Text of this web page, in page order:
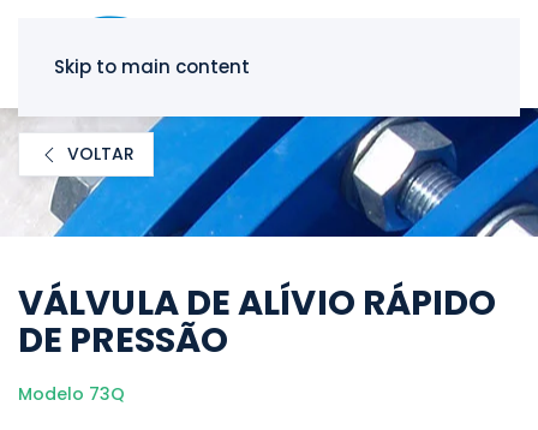
Skip to main content
VOLTAR
VÁLVULA DE ALÍVIO RÁPIDO
DE PRESSÃO
Modelo 73Q